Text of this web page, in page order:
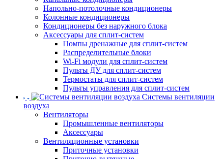
Напольно-потолочные кондиционеры
Колонные кондиционеры
Кондиционеры без наружного блока
Аксессуары для сплит-систем
Помпы дренажные для сплит-систем
Распределительные блоки
Wi-Fi модули для сплит-систем
Пульты ДУ для сплит-систем
Термостаты для сплит-систем
Пульты управления для сплит-систем
Системы вентиляции
воздуха
Вентиляторы
Промышленные вентиляторы
Аксессуары
Вентиляционные установки
Приточные установки